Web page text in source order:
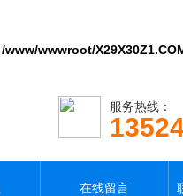
/www/wwwroot/
服务热线：
在线留言